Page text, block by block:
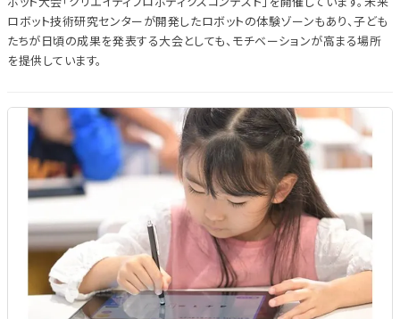
ロボット技術研究センターが開発したロボットの体験ゾーンもあり、子ども
たちが日頃の成果を発表する大会としても、モチベーションが高まる場所
を提供しています。